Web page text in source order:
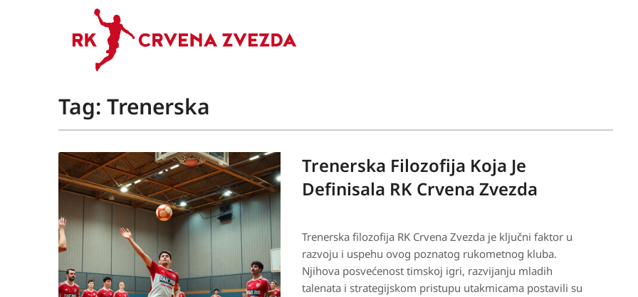
Tag: Trenerska
Trenerska Filozofija Koja Je
Definisala RK Crvena Zvezda
Trenerska filozofija RK Crvena Zvezda je ključni faktor u
razvoju i uspehu ovog poznatog rukometnog kluba.
Njihova posvećenost timskoj igri, razvijanju mladih
talenata i strategijskom pristupu utakmicama postavili su